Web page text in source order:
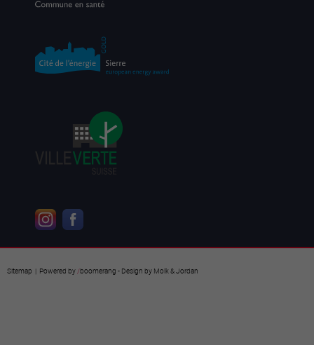
Sitemap | Powered by/boomerang - Design by Molk & Jordan